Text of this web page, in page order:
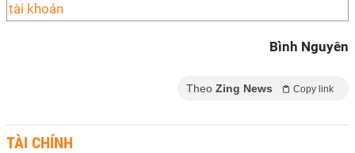
tài khoản
Bình Nguyên
Theo Zing News Copy link
TÀI CHÍNH